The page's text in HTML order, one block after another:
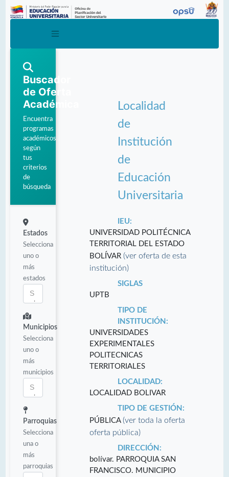
Buscador
de Oferta
Académica
Encuentra
programas
académicos
según
tus
criterios
de
búsqueda
Estados
Selecciona
uno o
más
estados
Municipios
Selecciona
uno o
más
municipios
Parroquias
Selecciona
una o
más
parroquias
Localidad
de
Institución
de
Educación
Universitaria
IEU:
UNIVERSIDAD POLITÉCNICA
TERRITORIAL DEL ESTADO
BOLÍVAR (ver oferta de esta
institución)
SIGLAS
UPTB
TIPO DE
INSTITUCIÓN:
UNIVERSIDADES
EXPERIMENTALES
POLITECNICAS
TERRITORIALES
LOCALIDAD:
LOCALIDAD BOLIVAR
TIPO DE GESTIÓN:
PÚBLICA (ver toda la oferta
oferta pública)
DIRECCIÓN:
bolívar. PARROQUIA SAN
FRANCISCO. MUNICIPIO